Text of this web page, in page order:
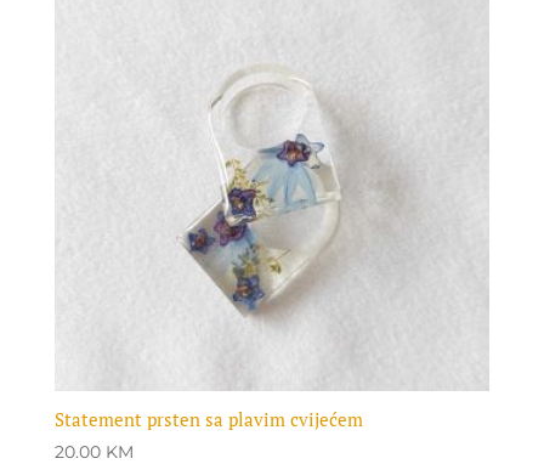
Statement prsten sa plavim cvijećem
20.00 KM